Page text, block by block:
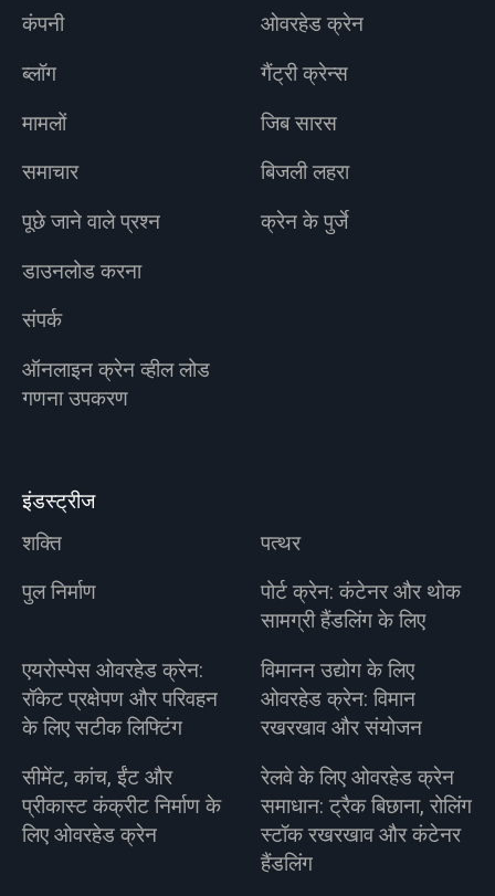
कंपनी
ब्लॉग
मामलों
समाचार
पूछे जाने वाले प्रश्न
डाउनलोड करना
संपर्क
ऑनलाइन क्रेन व्हील लोड
गणना उपकरण
ओवरहेड क्रेन
गैंट्री क्रेन्स
जिब सारस
बिजली लहरा
क्रेन के पुर्जे
इंडस्ट्रीज
शक्ति
पत्थर
पुल निर्माण
पोर्ट क्रेन: कंटेनर और थोक
सामग्री हैंडलिंग के लिए
एयरोस्पेस ओवरहेड क्रेन:
रॉकेट प्रक्षेपण और परिवहन
के लिए सटीक लिफ्टिंग
विमानन उद्योग के लिए
ओवरहेड क्रेन: विमान
रखरखाव और संयोजन
सीमेंट, कांच, ईंट और
प्रीकास्ट कंक्रीट निर्माण के
लिए ओवरहेड क्रेन
रेलवे के लिए ओवरहेड क्रेन
समाधान: ट्रैक बिछाना, रोलिंग
स्टॉक रखरखाव और कंटेनर
हैंडलिंग